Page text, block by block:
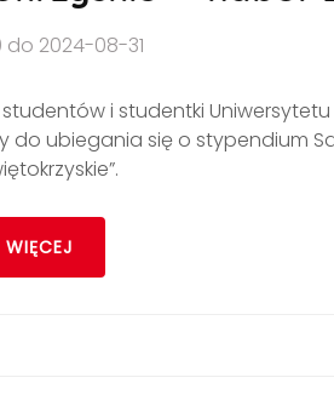
do 2024-08-31
studentów i studentki
do ubiegania się o stypendium